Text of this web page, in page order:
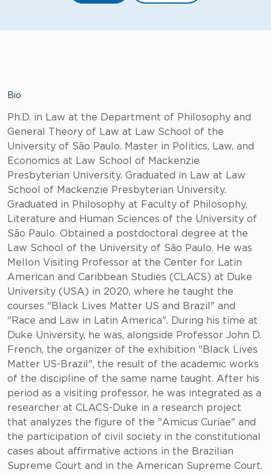
Bio
Ph.D. in Law at the Department of Philosophy and
General Theory of Law at Law School of the
University of São Paulo. Master in Politics, Law, and
Economics at Law School of Mackenzie
Presbyterian University. Graduated in Law at Law
School of Mackenzie Presbyterian University.
Graduated in Philosophy at Faculty of Philosophy,
Literature and Human Sciences of the University of
São Paulo. Obtained a postdoctoral degree at the
Law School of the University of São Paulo. He was
Mellon Visiting Professor at the Center for Latin
American and Caribbean Studies (CLACS) at Duke
University (USA) in 2020, where he taught the
courses "Black Lives Matter US and Brazil" and
"Race and Law in Latin America". During his time at
Duke University, he was, alongside Professor John D.
French, the organizer of the exhibition "Black Lives
Matter US-Brazil", the result of the academic works
of the discipline of the same name taught. After his
period as a visiting professor, he was integrated as a
researcher at CLACS-Duke in a research project
that analyzes the figure of the "Amicus Curiae" and
the participation of civil society in the constitutional
cases about affirmative actions in the Brazilian
Supreme Court and in the American Supreme Court.